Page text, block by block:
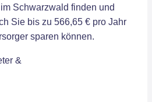
Schwarzwald finden und
Sie bis zu 566,65 € pro Jahr
sparen können.